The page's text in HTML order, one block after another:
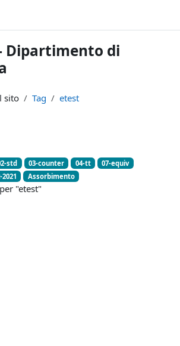
Dipartimento di
sito Tag etest
std 03-counter 04-tt
07-equiv
2021 Assorbimento
"etest"